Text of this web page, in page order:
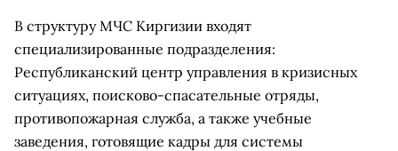
В структуру МЧС Киргизии входят
специализированные подразделения:
Республиканский центр управления в кризисных
ситуациях, поисково-спасательные отряды,
противопожарная служба, а также учебные
заведения, готовящие кадры для системы